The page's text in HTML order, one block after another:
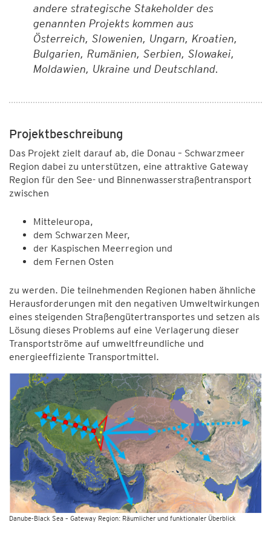
andere strategische Stakeholder des
genannten Projekts kommen aus
Österreich, Slowenien, Ungarn, Kroatien,
Bulgarien, Rumänien, Serbien, Slowakei,
Moldawien, Ukraine und Deutschland.
Projektbeschreibung
Das Projekt zielt darauf ab, die Donau – Schwarzmeer
Region dabei zu unterstützen, eine attraktive Gateway
Region für den See- und Binnenwasserstraßentransport
zwischen
Mitteleuropa,
dem Schwarzen Meer,
der Kaspischen Meerregion und
dem Fernen Osten
zu werden. Die teilnehmenden Regionen haben ähnliche
Herausforderungen mit den negativen Umweltwirkungen
eines steigenden Straßengütertransportes und setzen als
Lösung dieses Problems auf eine Verlagerung dieser
Transportströme auf umweltfreundliche und
energieeffiziente Transportmittel.
Danube-Black Sea – Gateway Region: Räumlicher und funktionaler Überblick